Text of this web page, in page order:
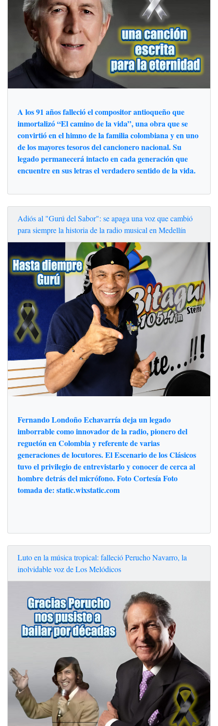
A los 91 años falleció el compositor antioqueño que
inmortalizó “El camino de la vida”, una obra que se
convirtió en el himno de la familia colombiana y en uno
de los mayores tesoros del cancionero nacional. Su
legado permanecerá intacto en cada generación que
encuentre en sus letras el verdadero sentido de la vida.
Adiós al "Gurú del Sabor": se apaga una voz que cambió
para siempre la historia de la radio musical en Medellín
Fernando Londoño Echavarría deja un legado
imborrable como innovador de la radio, pionero del
reguetón en Colombia y referente de varias
generaciones de locutores. El Escenario de los Clásicos
tuvo el privilegio de entrevistarlo y conocer de cerca al
hombre detrás del micrófono. Foto Cortesía Foto
tomada de: static.wixstatic.com
Luto en la música tropical: falleció Perucho Navarro, la
inolvidable voz de Los Melódicos